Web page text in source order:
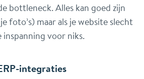
bottleneck. Alles kan goed zijn
foto’s) maar als je website slecht
voor niks.
integraties